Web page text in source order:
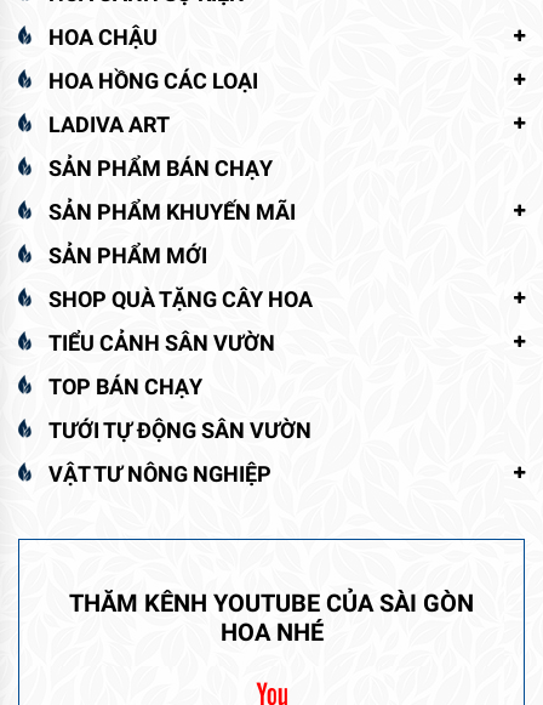
HOA CHẬU
HOA HỒNG CÁC LOẠI
LADIVA ART
SẢN PHẨM BÁN CHẠY
SẢN PHẨM KHUYẾN MÃI
SẢN PHẨM MỚI
SHOP QUÀ TẶNG CÂY HOA
TIỂU CẢNH SÂN VƯỜN
TOP BÁN CHẠY
TƯỚI TỰ ĐỘNG SÂN VƯỜN
VẬT TƯ NÔNG NGHIỆP
THĂM KÊNH YOUTUBE CỦA SÀI GÒN
HOA NHÉ